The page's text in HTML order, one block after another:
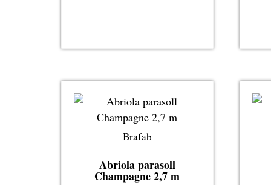
Brafab
Abriola parasoll
Champagne 2,7 m